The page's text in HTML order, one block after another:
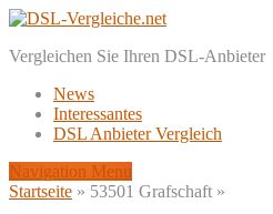
Vergleichen Sie Ihren DSL-Anbieter
News
Interessantes
DSL Anbieter Vergleich
Navigation Menu
Startseite » 53501 Grafschaft »